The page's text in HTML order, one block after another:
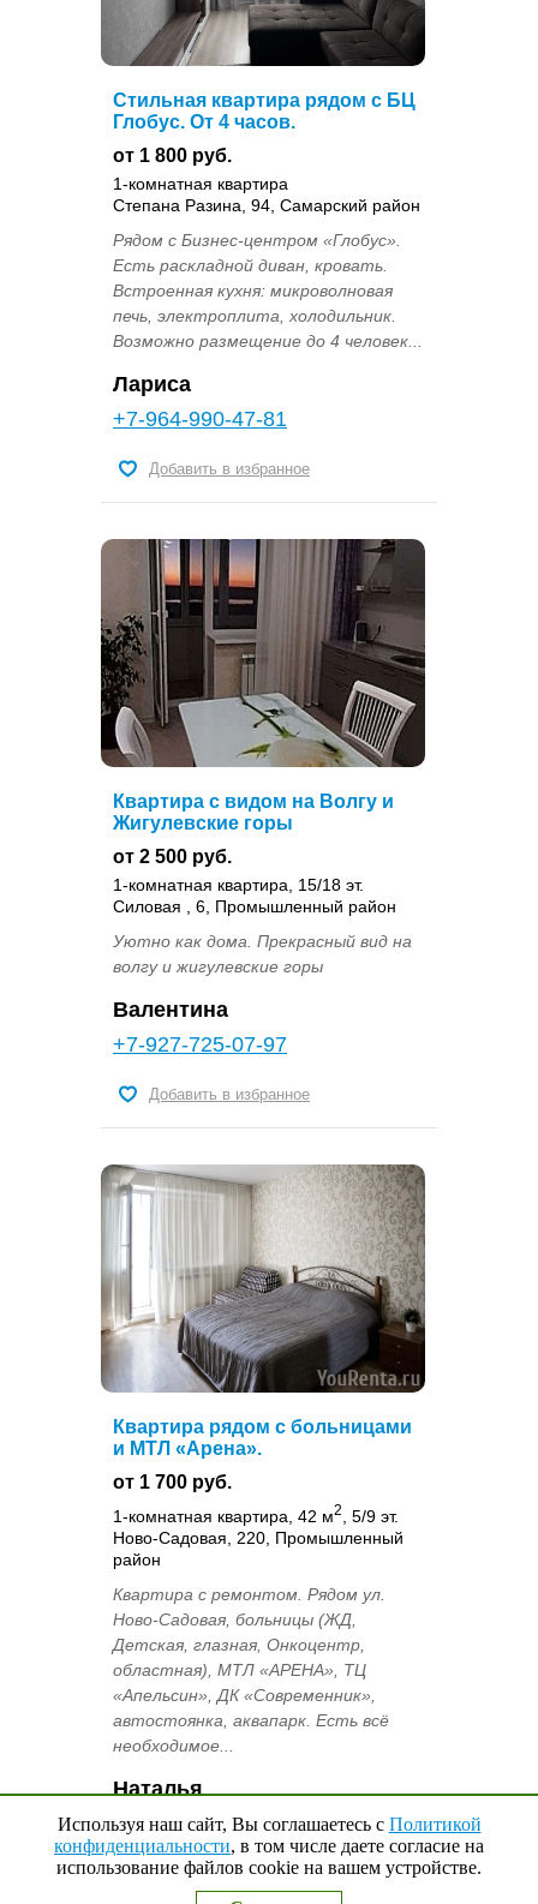
Стильная квартира рядом с БЦ
Глобус. От 4 часов.
от 1 800 руб.
1-комнатная квартира
Степана Разина, 94, Самарский район
Рядом с Бизнес-центром «Глобус».
Есть раскладной диван, кровать.
Встроенная кухня: микроволновая
печь, электроплита, холодильник.
Возможно размещение до 4 человек...
Лариса
+7-964-990-47-81
Добавить в избранное
Квартира с видом на Волгу и
Жигулевские горы
от 2 500 руб.
1-комнатная квартира, 15/18 эт.
Силовая , 6, Промышленный район
Уютно как дома. Прекрасный вид на
волгу и жигулевские горы
Валентина
+7-927-725-07-97
Добавить в избранное
Квартира рядом с больницами
и МТЛ «Арена».
от 1 700 руб.
1-комнатная квартира, 42 м2
, 5/9 эт.
Ново-Садовая, 220, Промышленный
район
Квартира с ремонтом. Рядом ул.
Ново-Садовая, больницы (ЖД,
Детская, глазная, Онкоцентр,
областная), МТЛ «АРЕНА», ТЦ
«Апельсин», ДК «Современник»,
автостоянка, аквапарк. Есть всё
необходимое...
Наталья
+7-937-647-01-90
Добавить в избранное
Используя наш сайт, Вы соглашаетесь с Политикой
конфиденциальности, в том числе даете согласие на
использование файлов cookie на вашем устройстве.
Выбранные квартиры 0 Наверх